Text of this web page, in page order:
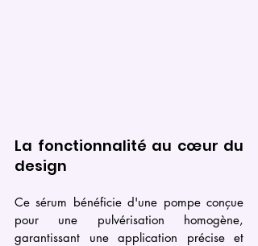
La fonctionnalité au cœur du
design
Ce sérum bénéficie d'une pompe conçue
pour une pulvérisation homogène,
garantissant une application précise et